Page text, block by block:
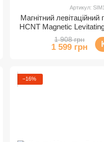
Артикул:
Магнітний
HCNT Magnetic
Grain
1 908 грн
1 599 грн
−16%